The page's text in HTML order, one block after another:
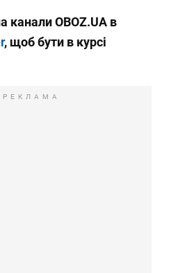
канали OBOZ.UA в
, щоб бути в курсі
РЕКЛАМА